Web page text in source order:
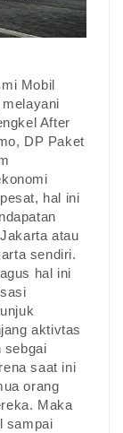
Mobil
After
DP Paket
hal ini
atau
sendiri.
hal ini
aktivtas
sebgai
saat ini
orang
Maka
sampai